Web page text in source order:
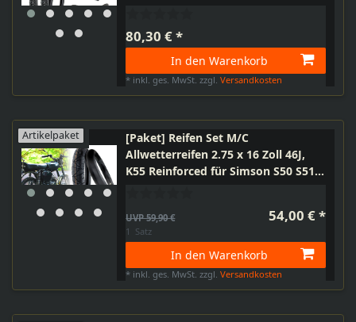
80,30 € *
In den Warenkorb
* inkl. ges. MwSt. zzgl.Versandkosten
Artikelpaket
[Paket] Reifen Set M/C
Allwetterreifen 2.75 x 16 Zoll 46J,
K55 Reinforced für Simson S50 S51
UVP 59,90 € 54,00 € *
1 Satz
In den Warenkorb
* inkl. ges. MwSt. zzgl.Versandkosten